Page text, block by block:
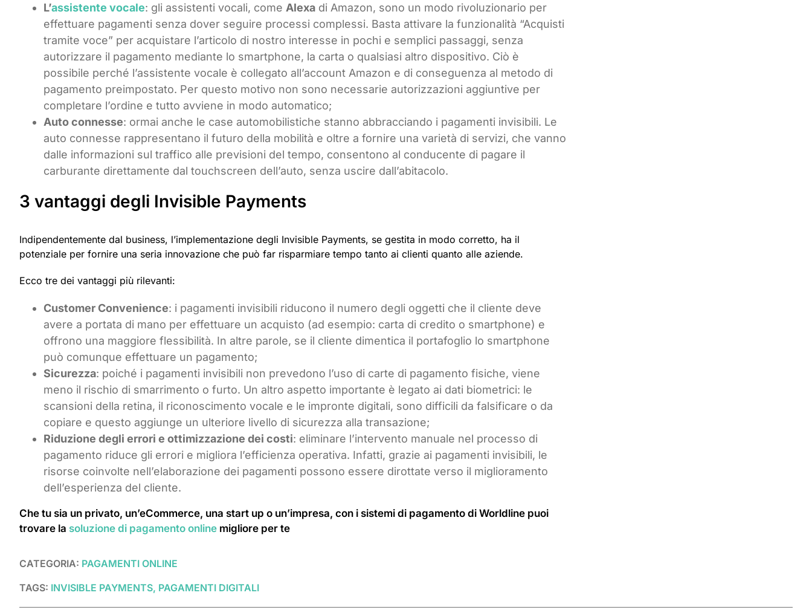
L’assistente vocale: gli assistenti vocali, come Alexa di Amazon, sono un modo rivoluzionario per
effettuare pagamenti senza dover seguire processi complessi. Basta attivare la funzionalità “Acquisti
tramite voce” per acquistare l’articolo di nostro interesse in pochi e semplici passaggi, senza
autorizzare il pagamento mediante lo smartphone, la carta o qualsiasi altro dispositivo. Ciò è
possibile perché l’assistente vocale è collegato all’account Amazon e di conseguenza al metodo di
pagamento preimpostato. Per questo motivo non sono necessarie autorizzazioni aggiuntive per
completare l’ordine e tutto avviene in modo automatico;
Auto connesse: ormai anche le case automobilistiche stanno abbracciando i pagamenti invisibili. Le
auto connesse rappresentano il futuro della mobilità e oltre a fornire una varietà di servizi, che vanno
dalle informazioni sul traffico alle previsioni del tempo, consentono al conducente di pagare il
carburante direttamente dal touchscreen dell’auto, senza uscire dall’abitacolo.
3 vantaggi degli Invisible Payments
Indipendentemente dal business, l’implementazione degli Invisible Payments, se gestita in modo corretto, ha il
potenziale per fornire una seria innovazione che può far risparmiare tempo tanto ai clienti quanto alle aziende.
Ecco tre dei vantaggi più rilevanti:
Customer Convenience: i pagamenti invisibili riducono il numero degli oggetti che il cliente deve
avere a portata di mano per effettuare un acquisto (ad esempio: carta di credito o smartphone) e
offrono una maggiore flessibilità. In altre parole, se il cliente dimentica il portafoglio lo smartphone
può comunque effettuare un pagamento;
Sicurezza: poiché i pagamenti invisibili non prevedono l’uso di carte di pagamento fisiche, viene
meno il rischio di smarrimento o furto. Un altro aspetto importante è legato ai dati biometrici: le
scansioni della retina, il riconoscimento vocale e le impronte digitali, sono difficili da falsificare o da
copiare e questo aggiunge un ulteriore livello di sicurezza alla transazione;
Riduzione degli errori e ottimizzazione dei costi: eliminare l’intervento manuale nel processo di
pagamento riduce gli errori e migliora l’efficienza operativa. Infatti, grazie ai pagamenti invisibili, le
risorse coinvolte nell’elaborazione dei pagamenti possono essere dirottate verso il miglioramento
dell’esperienza del cliente.
Che tu sia un privato, un’eCommerce, una start up o un’impresa, con i sistemi di pagamento di Worldline puoi
trovare la soluzione di pagamento online migliore per te
CATEGORIA: PAGAMENTI ONLINE
TAGS: INVISIBLE PAYMENTS, PAGAMENTI DIGITALI